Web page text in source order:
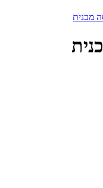
מכנית